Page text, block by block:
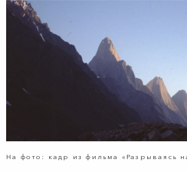
На фото: кадр из фильма «Разрываясь